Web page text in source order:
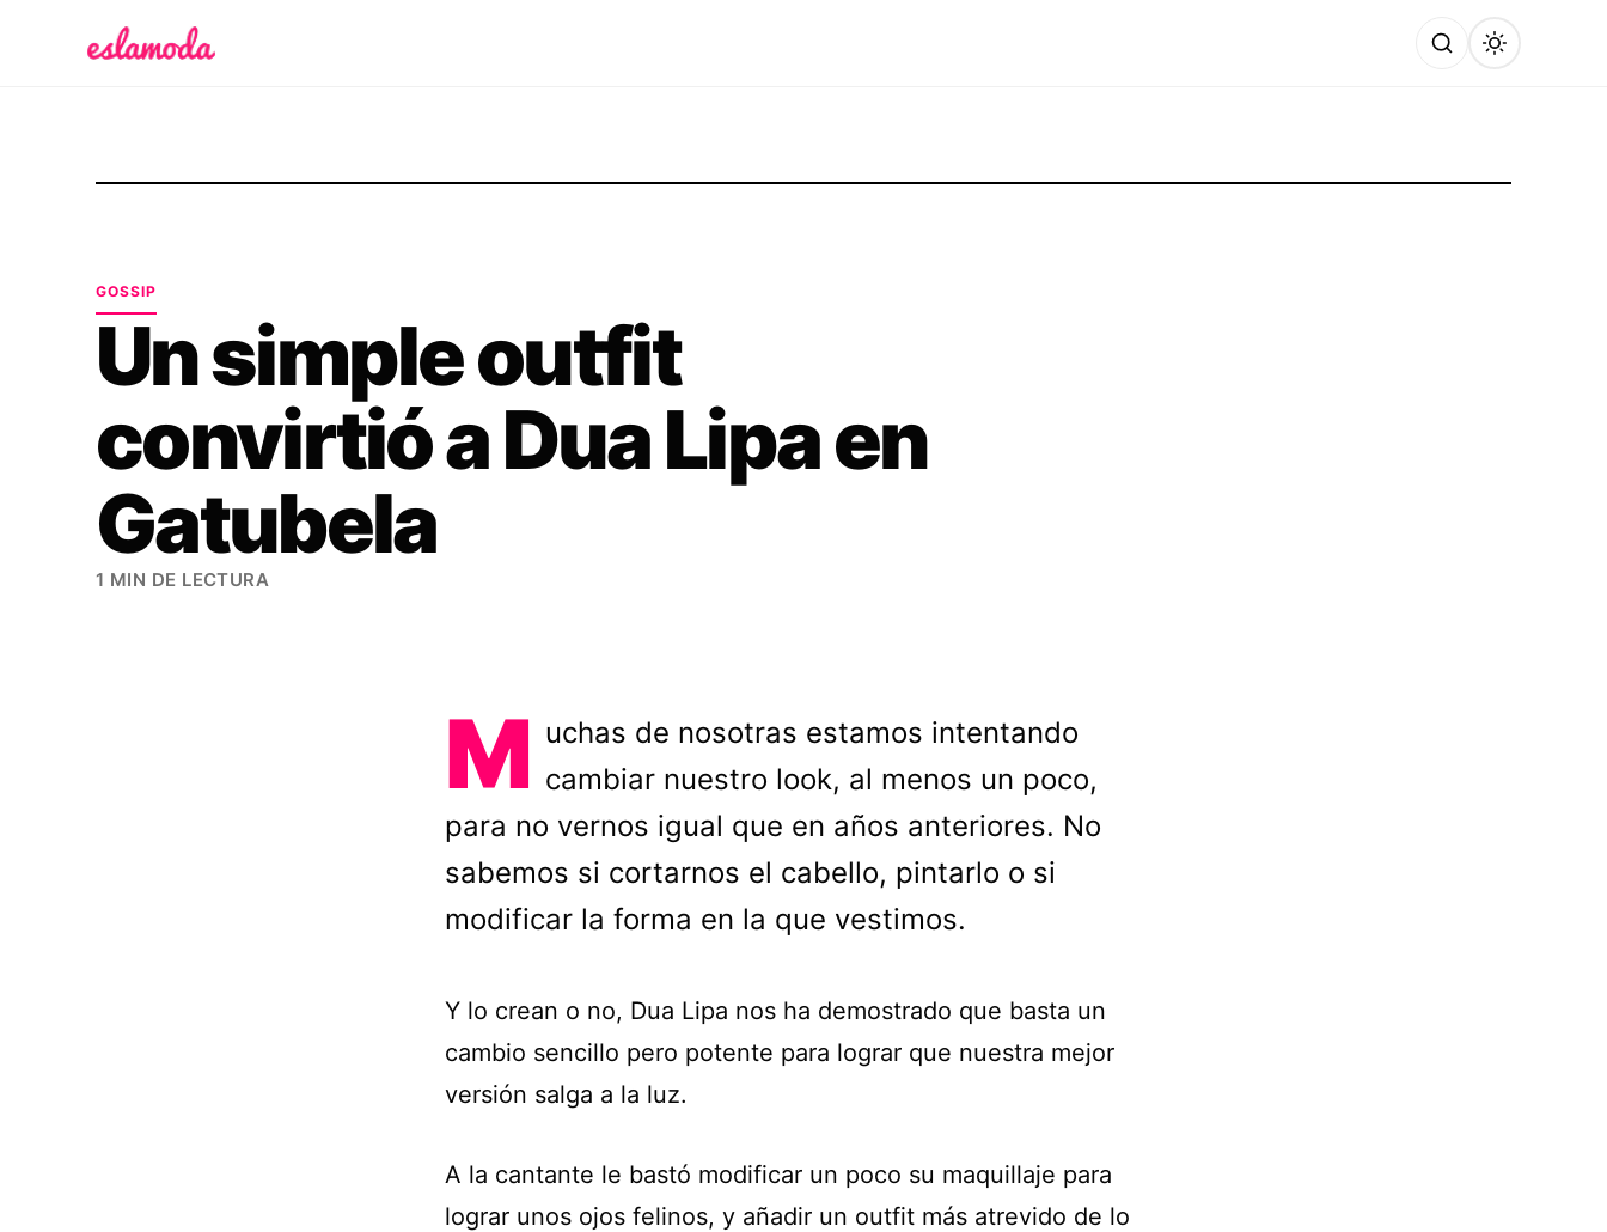
GOSSIP
Un simple outfit
convirtió a Dua Lipa en
Gatubela
1 MIN DE LECTURA
M uchas de nosotras estamos intentando
cambiar nuestro look, al menos un poco,
para no vernos igual que en años anteriores. No
sabemos si cortarnos el cabello, pintarlo o si
modificar la forma en la que vestimos.
Y lo crean o no, Dua Lipa nos ha demostrado que basta un
cambio sencillo pero potente para lograr que nuestra mejor
versión salga a la luz.
A la cantante le bastó modificar un poco su maquillaje para
lograr unos ojos felinos, y añadir un outfit más atrevido de lo